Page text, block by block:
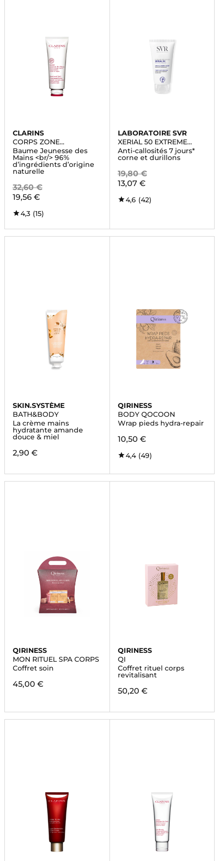
CLARINS
CORPS ZONE
SPECIFIQUE
Baume Jeunesse des
Mains <br/> 96%
d’ingrédients d’origine
naturelle
32,60 €
19,56 €
4,3 (15)
LABORATOIRE SVR
XERIAL 50 EXTREME
CREME PIEDS
Anti-callosités 7 jours*
corne et durillons
19,80 €
13,07 €
4,6 (42)
SKIN.SYSTÈME
BATH&BODY
La crème mains
hydratante amande
douce & miel
2,90 €
QIRINESS
BODY QOCOON
Wrap pieds hydra-repair
10,50 €
4,4 (49)
QIRINESS
MON RITUEL SPA CORPS
Coffret soin
45,00 €
QIRINESS
QI
Coffret rituel corps
revitalisant
50,20 €